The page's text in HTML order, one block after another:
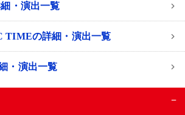
・演出一覧
TIMEの詳細・演出一覧
・演出一覧
−